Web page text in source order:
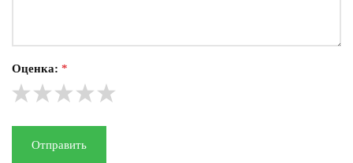
Оценка: *
Отправить